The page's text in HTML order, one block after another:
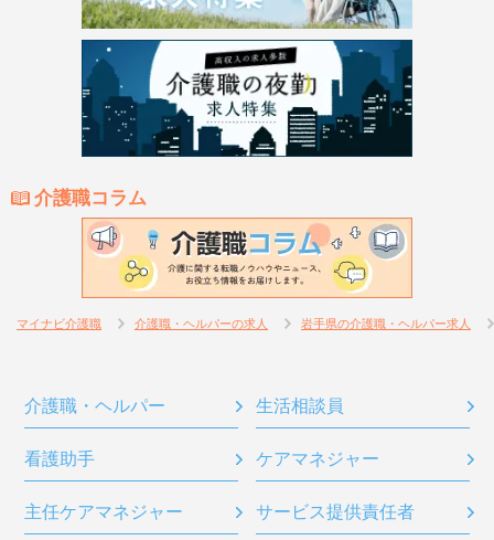
介護職コラム
マイナビ介護職 介護職・ヘルパーの求人 岩手県の介護職・ヘルパー求人
介護職・ヘルパー 生活相談員
看護助手 ケアマネジャー
主任ケアマネジャー サービス提供責任者